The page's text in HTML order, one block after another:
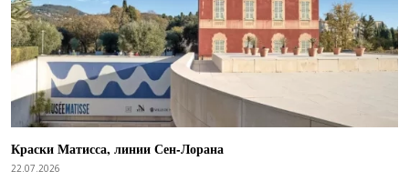
Краски Матисса, линии Сен-Лорана
22.07.2026